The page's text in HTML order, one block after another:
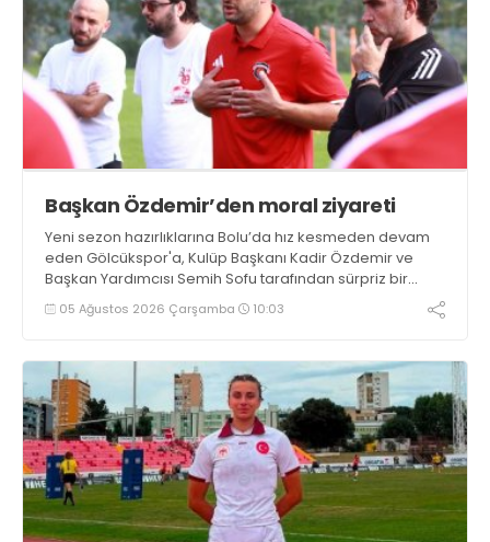
Başkan Özdemir’den moral ziyareti
Yeni sezon hazırlıklarına Bolu’da hız kesmeden devam
eden Gölcükspor'a, Kulüp Başkanı Kadir Özdemir ve
Başkan Yardımcısı Semih Sofu tarafından sürpriz bir
moral ziyareti gerçekleştirildi
05 Ağustos 2026 Çarşamba 10:03